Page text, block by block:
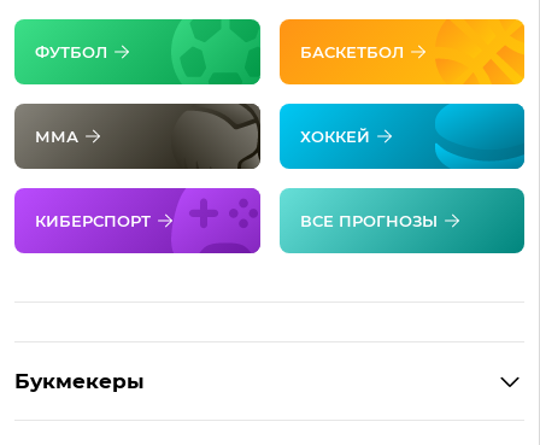
ФУТБОЛ БАСКЕТБОЛ
ММА ХОККЕЙ
КИБЕРСПОРТ ВСЕ ПРОГНОЗЫ
Букмекеры